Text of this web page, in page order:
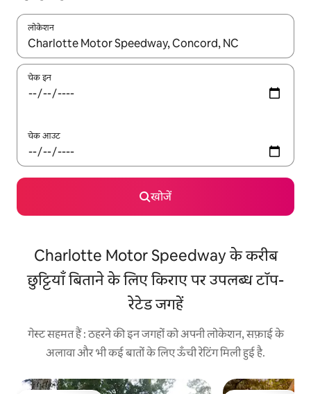
लोकेशन
नतीजों के उपलब्ध होने पर, अप और डाउन 'ऐरो की' का इस्तेमाल करके नेविगेट
चेक इन
चेक आउट
खोजें
Charlotte Motor Speedway के करीब
छुट्टियाँ बिताने के लिए किराए पर उपलब्ध टॉप-
रेटेड जगहें
गेस्ट सहमत हैं : ठहरने की इन जगहों को अपनी लोकेशन, सफ़ाई के
अलावा और भी कई बातों के लिए ऊँची रेटिंग मिली हुई है.